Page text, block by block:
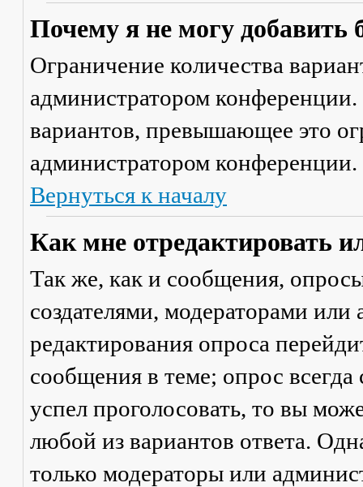
Почему я не могу добавить
Ограничение количества
администратором
вариантов, превышающее это
администратором конференции.
Вернуться к началу
Как мне отредактировать
Так же, как и сообщения,
создателями, модераторами
редактирования опроса
сообщения в теме; опрос
успел проголосовать, то вы
любой из вариантов ответа.
только модераторы или